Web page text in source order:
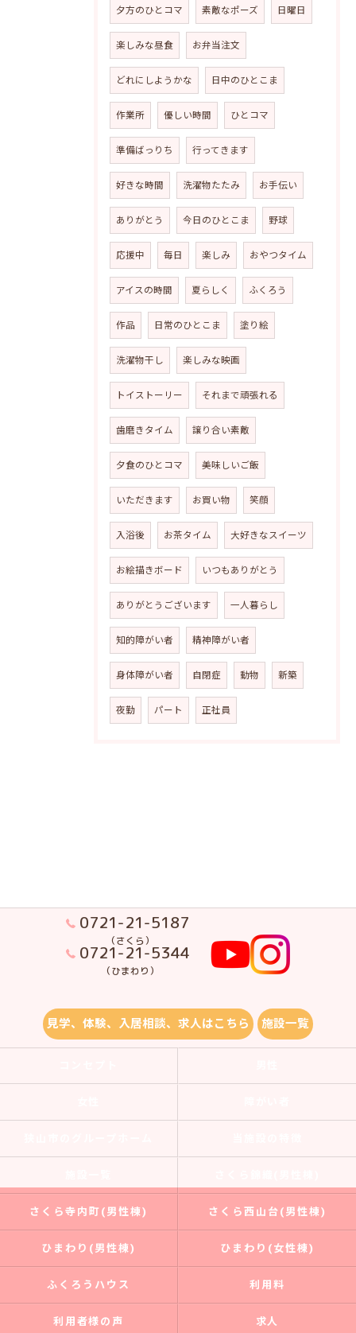
夕方のひとコマ 素敵なポーズ 日曜日
楽しみな昼食 お弁当注文
どれにしようかな 日中のひとこま
作業所 優しい時間 ひとコマ
準備ばっりち 行ってきます
好きな時間 洗濯物たたみ お手伝い
ありがとう 今日のひとこま 野球
応援中 毎日 楽しみ おやつタイム
アイスの時間 夏らしく ふくろう
作品 日常のひとこま 塗り絵
洗濯物干し 楽しみな映画
トイストーリー それまで頑張れる
歯磨きタイム 譲り合い素敵
夕食のひとコマ 美味しいご飯
いただきます お買い物 笑顔
入浴後 お茶タイム 大好きなスイーツ
お絵描きボード いつもありがとう
ありがとうございます 一人暮らし
知的障がい者 精神障がい者
身体障がい者 自閉症 動物 新築
夜勤 パート 正社員
0721-21-5187
（さくら）
0721-21-5344
（ひまわり）
見学、体験、入居相談、求人はこちら 施設一覧
さくら寺内町(男性棟) さくら西山台(男性棟)
ひまわり(男性棟) ひまわり(女性棟)
ふくろうハウス 利用料
利用者様の声 求人